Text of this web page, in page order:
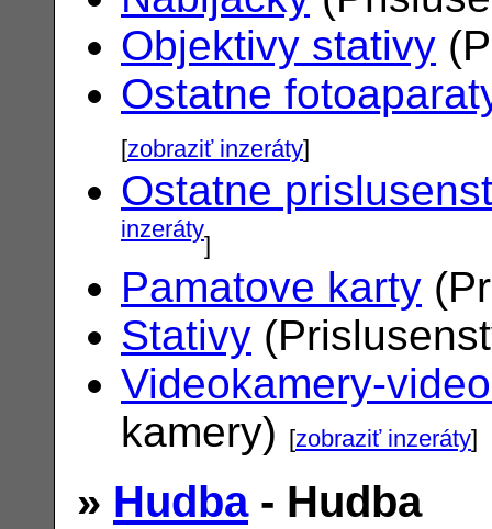
Objektivy stativy
Ostatne
[zobraziť inzeráty]
Ostatne
inzeráty]
Pamatove karty
Stativy
Videokamery-
kamery) [zobraziť inzeráty]
» Hudba- Hudba